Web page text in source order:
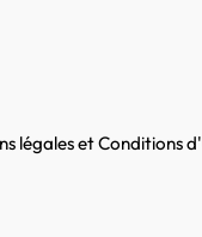
légales et Conditions